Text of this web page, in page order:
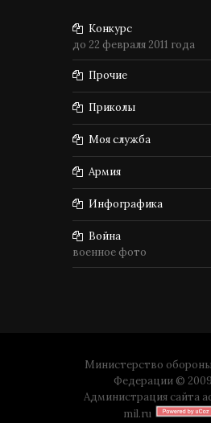
Конкурс
до 22 февраля 2011 года
Прочие
Приколы
Моя служба
Армия
Инфографика
Война
военное фото
Министерство
Федерации ©
Администрация сайта
mil.ru